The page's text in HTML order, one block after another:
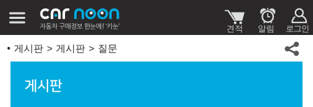
게시판 게시판 질문
게시판